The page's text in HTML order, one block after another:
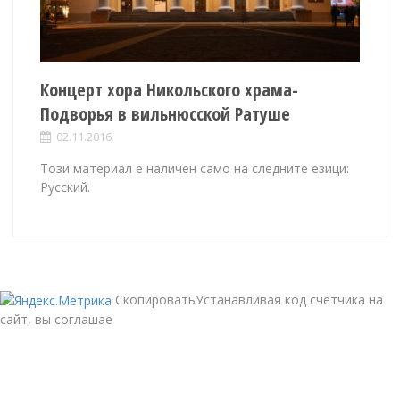
Концерт хора Никольского храма-
Подворья в вильнюсской Ратуше
02.11.2016
Този материал е наличен само на следните езици:
Русский.
СкопироватьУстанавливая код счётчика на
сайт, вы соглашае